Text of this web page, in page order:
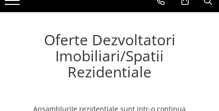
Ansambluri de joaca
Echipamente de joaca pentru
Educationale si interactive
Oferte Constructori si Arhitecti
Oferte Locuinte Private
Oferte Autoritati locale
Oferte Dezvoltatori
Imobiliari/Spatii Rezidentiale
Loc de joaca - Gama Economica
Joaca - Oferte pentru Localitati
Propuneri de Amenajare Locuri de
Joaca - Oferte pentru Localitati
Oferte Dezvoltatori
Imobiliari/Spatii
Rezidentiale
Ansamblurile rezidentiale sunt intr-o continua